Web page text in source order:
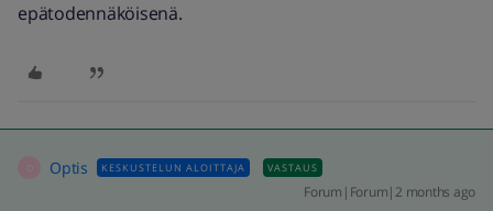
epätodennäköisenä.
Optis KESKUSTELUN ALOITTAJA VASTAUS
Forum|Forum|2 months ago